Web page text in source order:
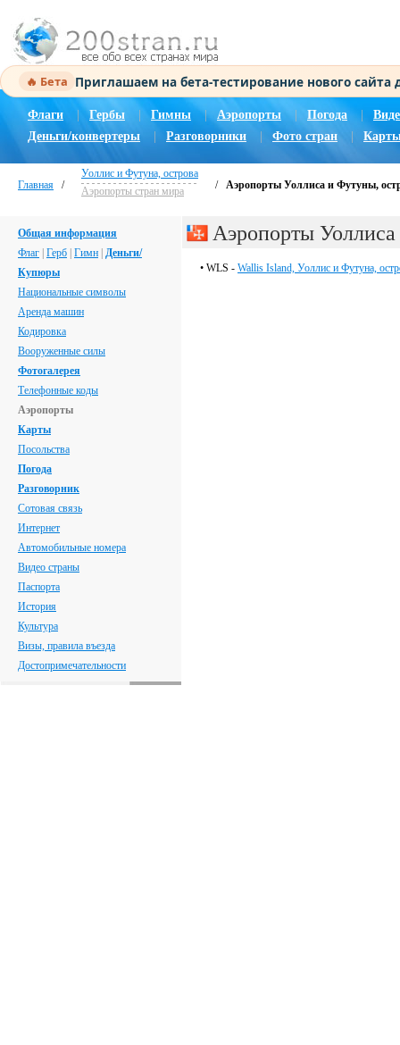
🔥 Бета Приглашаем на бета-тестирование нового
Флаги Гербы Гимны | Аэропорты Погода |
Деньги/конвертеры
Разговорники Фото стран
Главная /
Уоллис и Футуна, острова
Аэропорты стран мира
/ Аэропорты Уоллиса и Футуны,
Общая информация
Флаг Герб Гимн Деньги/
Купюры
Национальные символы
Аренда машин
Кодировка
Вооруженные силы
Фотогалерея
Телефонные коды
Аэропорты
Карты
Посольства
Погода
Разговорник
Сотовая связь
Интернет
Автомобильные номера
Видео страны
Паспорта
История
Культура
Визы, правила въезда
Достопримечательности
Аэропорты
• WLS - Wallis Island, Уоллис и Футуна,